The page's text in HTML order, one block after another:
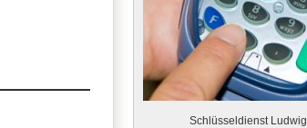
Schlüsseldienst Ludwig